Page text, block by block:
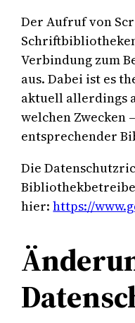
Der Aufruf von
Verbindung zum
aus. Dabei ist es
aktuell allerdings
welchen Zwecken
entsprechender
Die
hier:https://